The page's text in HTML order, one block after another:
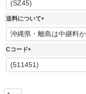
必
須
送料について
(
必
Cコード
(
必